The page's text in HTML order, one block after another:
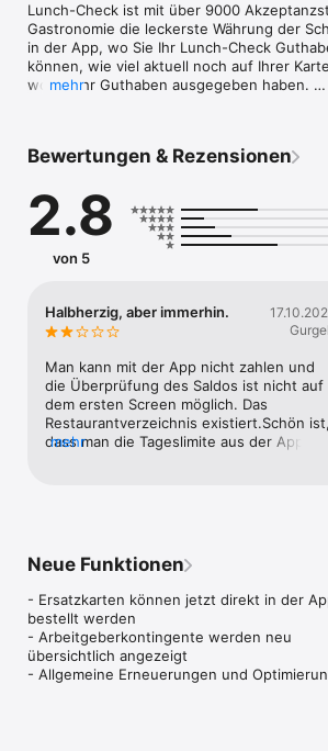
Lunch-Check ist mit über 9000
Gastronomie die leckerste Währung der
in der App, wo Sie Ihr Lunch-Check
können, wie viel aktuell noch auf Ihrer
wo Sie ihr Guthaben ausgegeben haben.
Ihrer App anpassen. Bei einem Verlust der
mehr
Bewertungen & Rezensionen
2.8
von 5
Halbherzig, aber immerhin.
Man kann mit der App nicht zahlen und
die Überprüfung des Saldos ist nicht auf
dem ersten Screen möglich. Das
Restaurantverzeichnis existiert.Schön ist,
dass man die Tageslimite aus der App
mehr
Neue Funktionen
- Ersatzkarten können jetzt direkt in der
bestellt werden
- Arbeitgeberkontingente werden neu
übersichtlich angezeigt
- Allgemeine Erneuerungen und